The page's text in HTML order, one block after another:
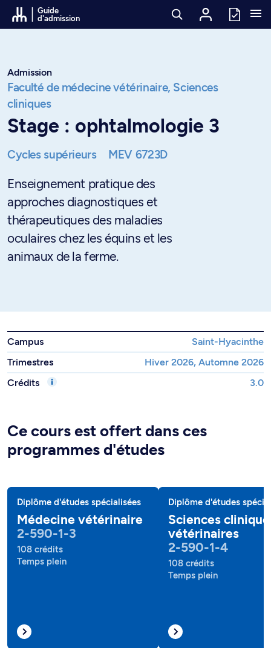
Passer au contenu
Guide
d'admission
Admission
Faculté de médecine vétérinaire, Sciences
cliniques
Stage : ophtalmologie 3
Cycles supérieurs MEV 6723D
Enseignement pratique des
approches diagnostiques et
thérapeutiques des maladies
oculaires chez les équins et les
animaux de la ferme.
Campus
Saint-Hyacinthe
Trimestres
Hiver 2026, Automne 2026
Crédits
3.0
Ce cours est offert dans ces
programmes d'études
Diplôme d'études spécialisées
Médecine vétérinaire
2-590-1-3
108 crédits
Temps plein
Diplôme d'études
Sciences
vétérinaires
2-590-1-4
108 crédits
Temps plein